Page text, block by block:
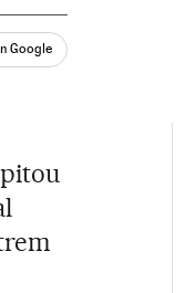
Google